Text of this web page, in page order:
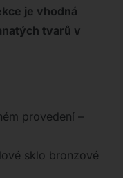
je vhodná
tvarů v
provedení –
sklo bronzové